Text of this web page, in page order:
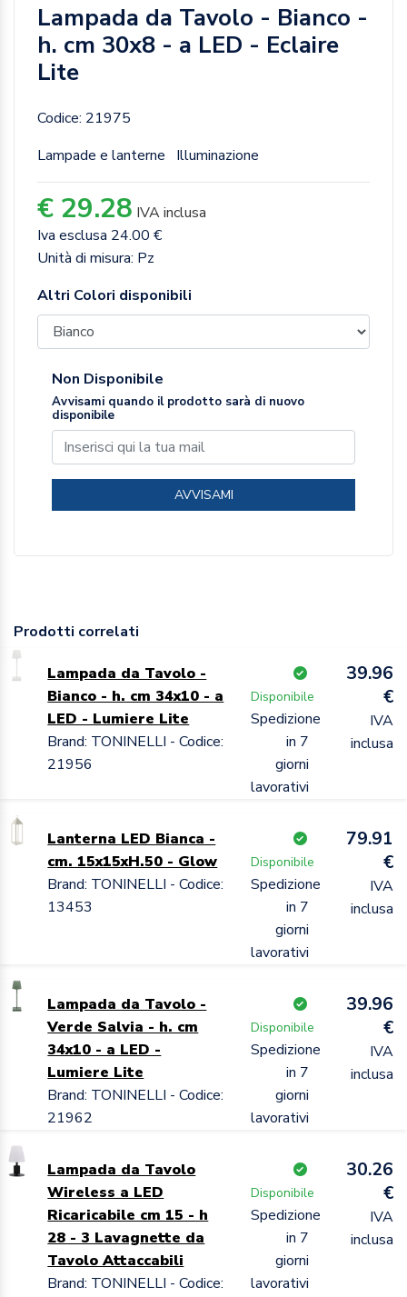
Lampada da Tavolo - Bianco -
h. cm 30x8 - a LED - Eclaire
Lite
Codice: 21975
Lampade e lanterne
Illuminazione
€ 29.28 IVA inclusa
Iva esclusa 24.00 €
Unità di misura: Pz
Altri Colori disponibili
Non Disponibile
Avvisami quando il prodotto sarà di nuovo
disponibile
AVVISAMI
Prodotti correlati
Lampada da Tavolo -
Bianco - h. cm 34x10 - a
LED - Lumiere Lite
Brand: TONINELLI - Codice:
21956
Disponibile
Spedizione
in 7
giorni
lavorativi
39.96
€
IVA
inclusa
Lanterna LED Bianca -
cm. 15x15xH.50 - Glow
Brand: TONINELLI - Codice:
13453
Disponibile
Spedizione
in 7
giorni
lavorativi
79.91
€
IVA
inclusa
Lampada da Tavolo -
Verde Salvia - h. cm
34x10 - a LED -
Lumiere Lite
Brand: TONINELLI - Codice:
21962
Disponibile
Spedizione
in 7
giorni
lavorativi
39.96
€
IVA
inclusa
Lampada da Tavolo
Wireless a LED
Ricaricabile cm 15 - h
28 - 3 Lavagnette da
Tavolo Attaccabili
Brand: TONINELLI - Codice:
Disponibile
Spedizione
in 7
giorni
lavorativi
30.26
€
IVA
inclusa